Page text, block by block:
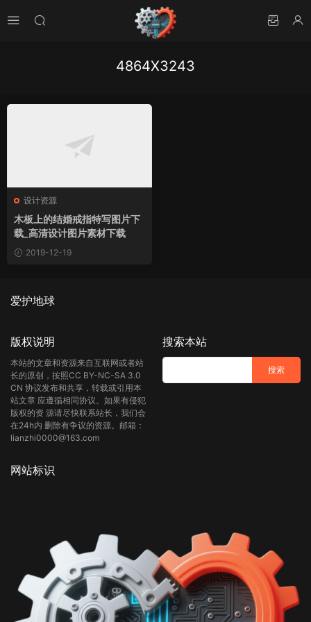
4864X3243
设计资源
木板上的结婚戒指特写图片下
载_高清设计图片素材下载
2019-12-19
爱护地球
版权说明
本站的文章和资源来自互联网或者站
长的原创，按照CC BY-NC-SA 3.0
CN 协议发布和共享，转载或引用本
站文章 应遵循相同协议。如果有侵犯
版权的资 源请尽快联系站长，我们会
在24h内 删除有争议的资源。邮箱：
lianzhi0000@163.com
搜索本站
网站标识